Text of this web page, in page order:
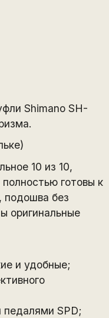
Shimano SH-
10 из 10,
готовы к
подошва без
оригинальные
и удобные;
педалями SPD;